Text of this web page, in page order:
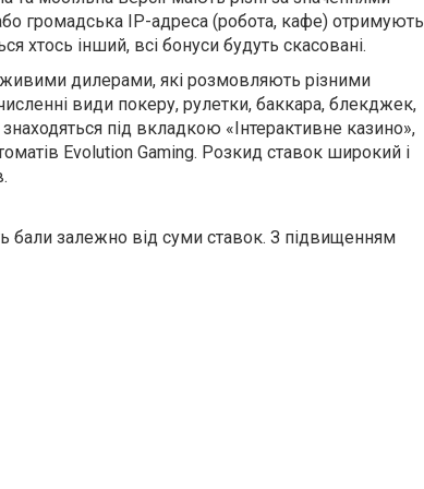
громадська IP-адреса (робота, кафе) отримують
хтось інший, всі бонуси будуть скасовані.
дилерами, які розмовляють різними
види покеру, рулетки, баккара, блекджек,
під вкладкою «Інтерактивне казино»,
Evolution Gaming. Розкид ставок широкий і
бали залежно від суми ставок. З підвищенням